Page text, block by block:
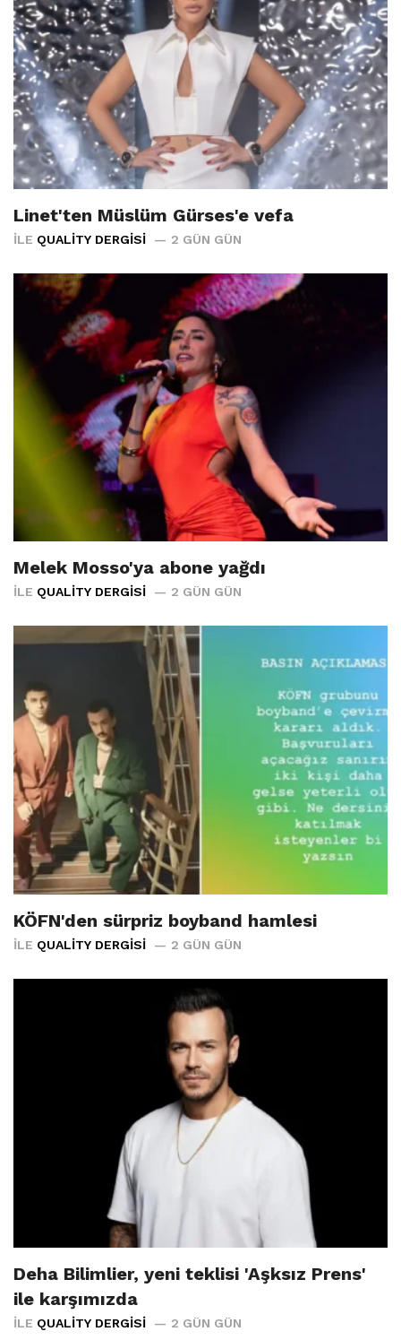
Linet'ten Müslüm Gürses'e vefa
İLE QUALITY DERGISI 2 GÜN GÜN
Melek Mosso'ya abone yağdı
İLE QUALITY DERGISI 2 GÜN GÜN
KÖFN'den sürpriz boyband hamlesi
İLE QUALITY DERGISI 2 GÜN GÜN
Deha Bilimlier, yeni teklisi 'Aşksız Prens'
ile karşımızda
İLE QUALITY DERGISI 2 GÜN GÜN